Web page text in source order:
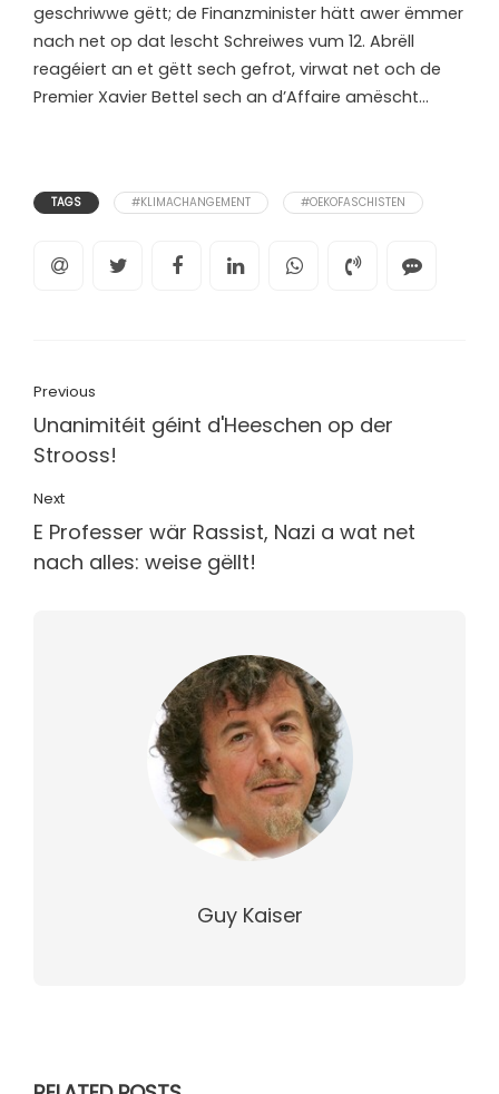
geschriwwe gëtt; de Finanzminister hätt awer ëmmer
nach net op dat lescht Schreiwes vum 12. Abrëll
reagéiert an et gëtt sech gefrot, virwat net och de
Premier Xavier Bettel sech an d’Affaire amëscht…
TAGS #KLIMACHANGEMENT #OEKOFASCHISTEN
Previous
Unanimitéit géint d'Heeschen op der
Strooss!
Next
E Professer wär Rassist, Nazi a wat net
nach alles: weise gëllt!
Guy Kaiser